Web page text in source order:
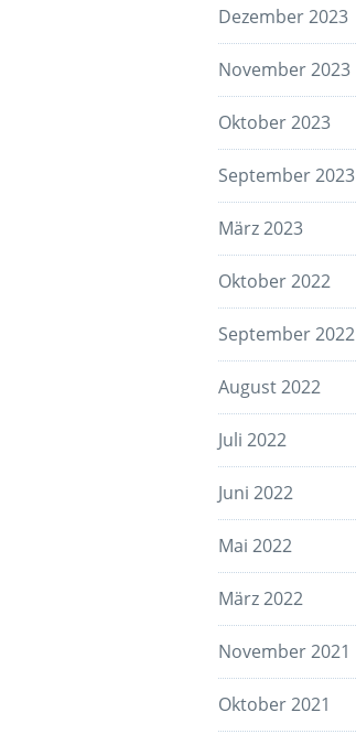
Dezember 2023
November 2023
Oktober 2023
September 2023
März 2023
Oktober 2022
September 2022
August 2022
Juli 2022
Juni 2022
Mai 2022
März 2022
November 2021
Oktober 2021